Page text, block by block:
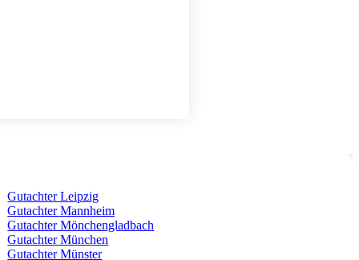
Gutachter Leipzig
Gutachter Mannheim
Gutachter Mönchengladbach
Gutachter München
Gutachter Münster